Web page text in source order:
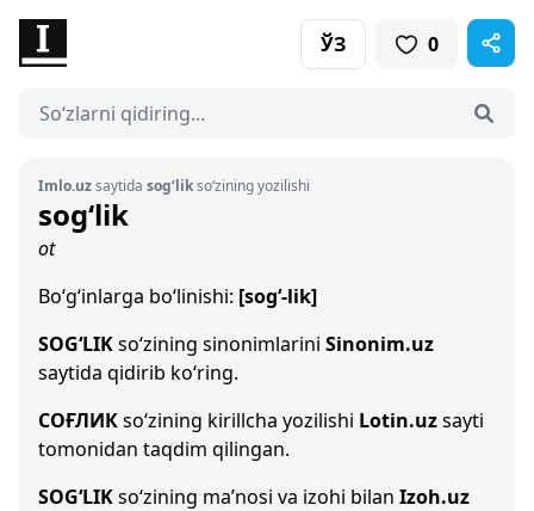
ЎЗ 0
Imlo.uzsaytida sog‘likso‘zining yozilishi
sog‘lik
ot
Bo‘g‘inlarga bo‘linishi: [sog‘-lik]
SOG‘LIKso‘zining sinonimlarini Sinonim.uz
saytida qidirib ko‘ring.
СОҒЛИКso‘zining kirillcha yozilishi Lotin.uzsayti
tomonidan taqdim qilingan.
SOG‘LIKso‘zining ma’nosi va izohi bilan Izoh.uz